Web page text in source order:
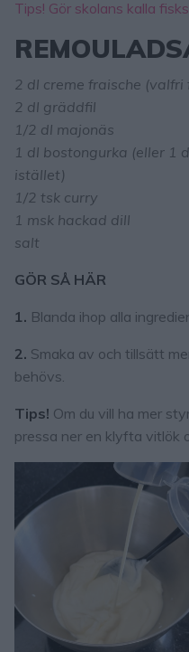
Tips! Gör skolans kalla
2 dl creme fraische
2 dl gräddfil
1/2 dl majonäs
1 dl bostongurka (eller 1
istället)
1/2 tsk curry
1 msk hackad dill
salt
GÖR SÅ HÄR
1. Blanda ihop alla
2. Smaka av och tillsätt
behövs.
Tips! Om du vill ha mer
pressa ner en klyfta vitlök